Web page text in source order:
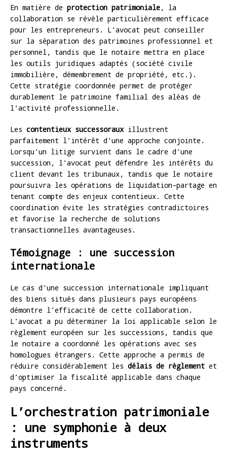
En matière de protection patrimoniale, la
collaboration se révèle particulièrement efficace
pour les entrepreneurs. L’avocat peut conseiller
sur la séparation des patrimoines professionnel et
personnel, tandis que le notaire mettra en place
les outils juridiques adaptés (société civile
immobilière, démembrement de propriété, etc.).
Cette stratégie coordonnée permet de protéger
durablement le patrimoine familial des aléas de
l’activité professionnelle.
Les contentieux successorauxillustrent
parfaitement l’intérêt d’une approche conjointe.
Lorsqu’un litige survient dans le cadre d’une
succession, l’avocat peut défendre les intérêts du
client devant les tribunaux, tandis que le notaire
poursuivra les opérations de liquidation-partage en
tenant compte des enjeux contentieux. Cette
coordination évite les stratégies contradictoires
et favorise la recherche de solutions
transactionnelles avantageuses.
Témoignage : une succession
internationale
Le cas d’une succession internationale impliquant
des biens situés dans plusieurs pays européens
démontre l’efficacité de cette collaboration.
L’avocat a pu déterminer la loi applicable selon le
règlement européen sur les successions, tandis que
le notaire a coordonné les opérations avec ses
homologues étrangers. Cette approche a permis de
réduire considérablement les délais de règlement et
d’optimiser la fiscalité applicable dans chaque
pays concerné.
L’orchestration patrimoniale
: une symphonie à deux
instruments